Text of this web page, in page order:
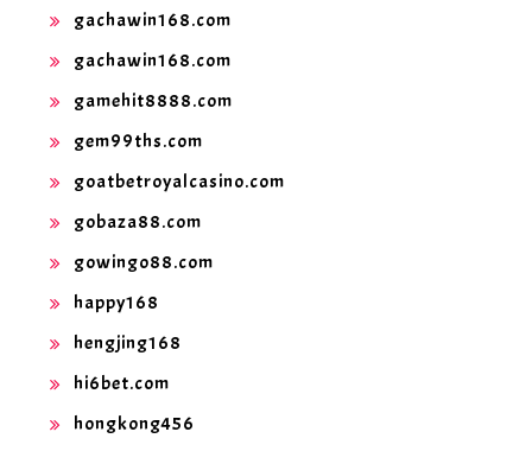
gachawin168.com
gachawin168.com
gamehit8888.com
gem99ths.com
goatbetroyalcasino.com
gobaza88.com
gowingo88.com
happy168
hengjing168
hi6bet.com
hongkong456